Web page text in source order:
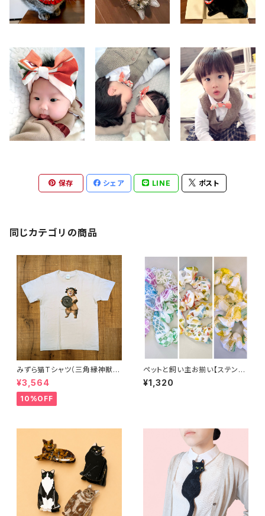
保存 シェア LINE ポスト
同じカテゴリの商品
みずら猫Tシャツ（三角縁神獣
鏡） ネコ ねこ 銅鏡 古代 貫頭
衣 古墳
¥3,564
10%OFF
ペットと飼い主お揃い【ステンド
グラスのようなシュシュ（人間
用）】 透かし素材 オパール生
¥1,320